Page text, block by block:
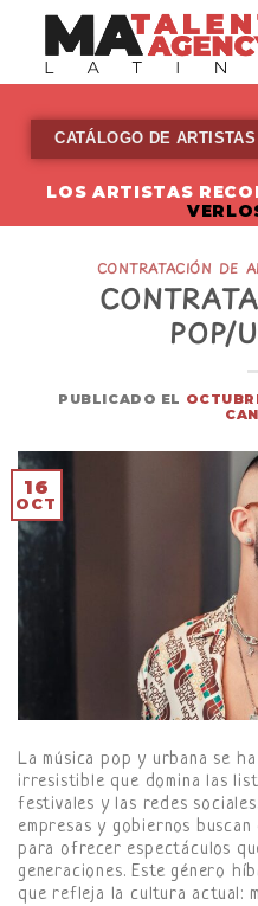
content
CATÁLOGO DE ARTISTAS
LOS ARTISTAS
CONTRATACIÓN DE
POP/
PUBLICADO EL
16
OCT
La música pop y urbana se
irresistible que domina las
festivales y las redes
empresas y gobiernos buscan
para ofrecer espectáculos
generaciones. Este género
que refleja la cultura actual: